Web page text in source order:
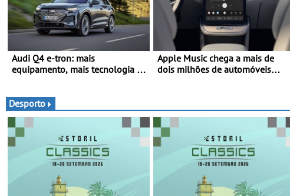
Audi Q4 e-tron: mais
equipamento, mais tecnologia e
quilómetros de autonomia e
carregamento mais rápido
Apple Music chega a mais de
dois milhões de automóveis
Desporto